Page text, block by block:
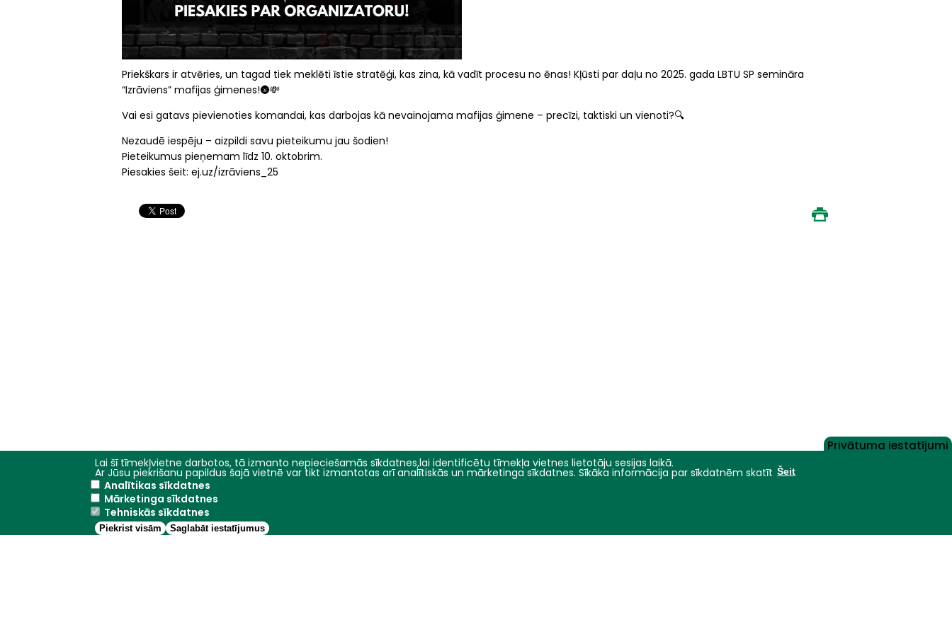
Priekškars ir atvēries, un tagad tiek meklēti īstie stratēģi, kas zina, kā vadīt procesu no ēnas! Kļūsti par daļu no 2025. gada LBTU SP semināra
“Izrāviens” mafijas ģimenes!🌚💸
Vai esi gatavs pievienoties komandai, kas darbojas kā nevainojama mafijas ģimene – precīzi, taktiski un vienoti?🔍
Nezaudē iespēju – aizpildi savu pieteikumu jau šodien!
Pieteikumus pieņemam līdz 10. oktobrim.
Piesakies šeit: ej.uz/izrāviens_25
Privātuma iestatījumi
Lai šī tīmekļvietne darbotos, tā izmanto nepieciešamās sīkdatnes,lai identificētu tīmekļa vietnes lietotāju sesijas laikā.
Ar Jūsu piekrišanu papildus šajā vietnē var tikt izmantotas arī analītiskās un mārketinga sīkdatnes. Sīkāka informācija par sīkdatnēm skatīt Šeit
Analītikas sīkdatnes
Mārketinga sīkdatnes
Tehniskās sīkdatnes
Saglabāt iestatījumus
Piekrist visām